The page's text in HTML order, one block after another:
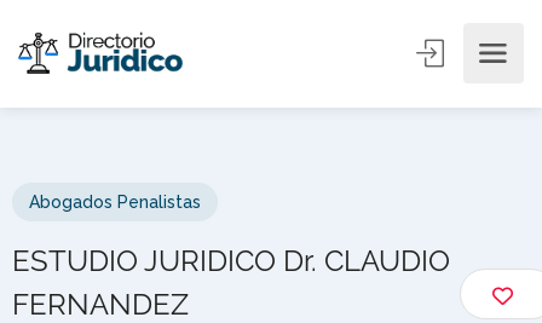
Abogados Penalistas
ESTUDIO JURIDICO Dr. CLAUDIO
FERNANDEZ